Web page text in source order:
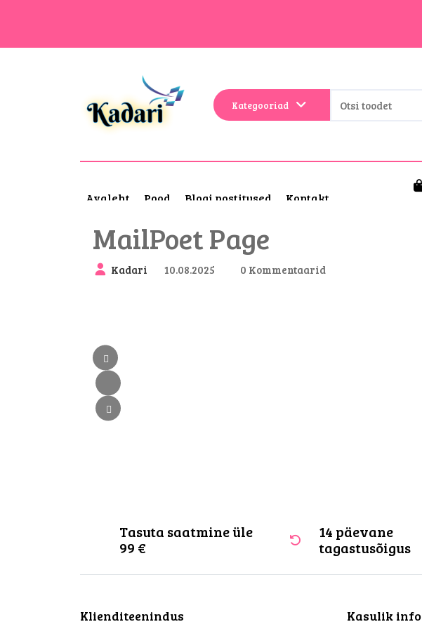
Kategooriad
Avaleht Pood Blogi postitused Kontakt
MailPoet Page
Kadari 10.08.2025 0 Kommentaarid
Tasuta saatmine üle
99 €
14 päevane
tagastusõigus
Klienditeenindus Kasulik info